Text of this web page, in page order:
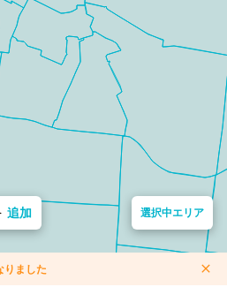
追加 選択中エリア
りました